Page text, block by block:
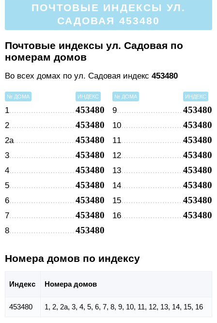
ПОЧТОВЫЕ ИНДЕКСЫ УЛ.
САДОВАЯ 453480
Почтовые индексы ул. Садовая по
номерам домов
Во всех домах по ул. Садовая индекс 453480
№ ДОМА ИНДЕКС
1 453480
2 453480
2а 453480
3 453480
4 453480
5 453480
6 453480
7 453480
8 453480
№ ДОМА ИНДЕКС
9 453480
10 453480
11 453480
12 453480
13 453480
14 453480
15 453480
16 453480
Номера домов по индексу
Индекс Номера домов
453480 1, 2, 2а, 3, 4, 5, 6, 7, 8, 9, 10, 11, 12, 13, 14, 15, 16